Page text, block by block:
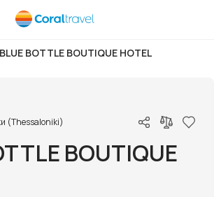
BLUE BOTTLE BOUTIQUE HOTEL
(Thessaloniki)
BOUTIQUE